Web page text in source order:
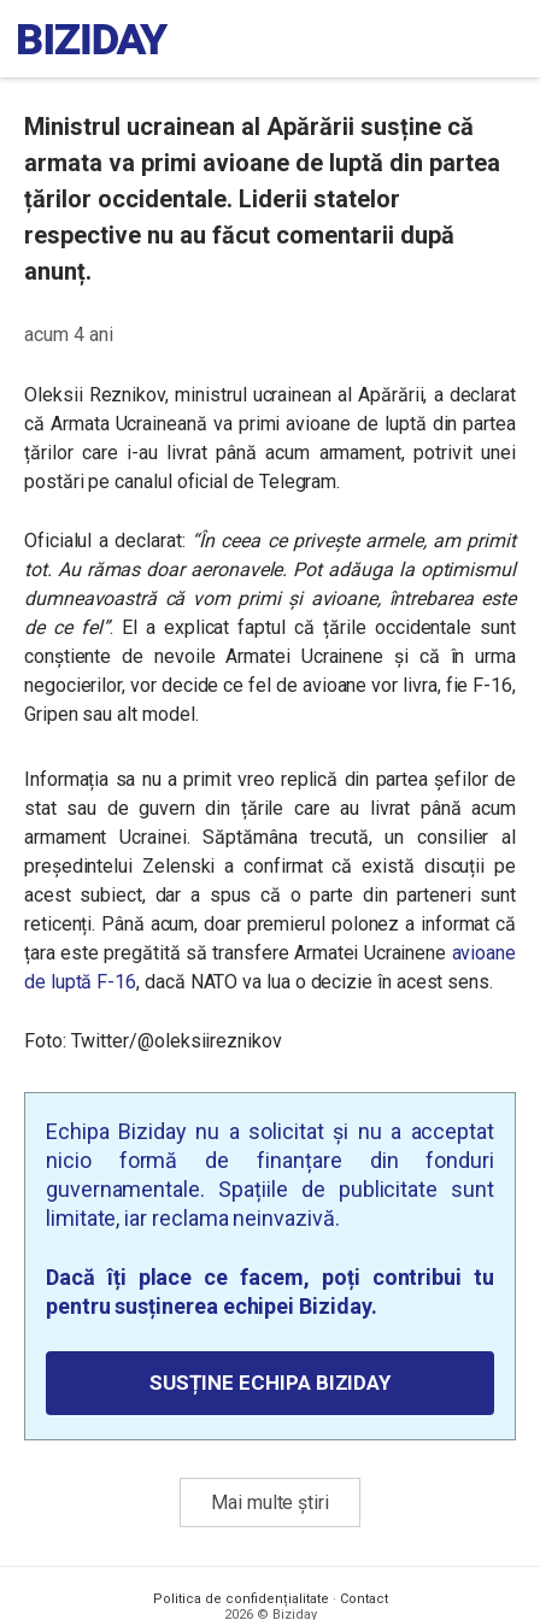
Ministrul ucrainean al Apărării susține că
armata va primi avioane de luptă din partea
țărilor occidentale. Liderii statelor
respective nu au făcut comentarii după
anunț.
acum 4 ani
Oleksii Reznikov, ministrul ucrainean al Apărării, a declarat
că Armata Ucraineană va primi avioane de luptă din partea
țărilor care i-au livrat până acum armament, potrivit unei
postări pe canalul oficial de Telegram.
Oficialul a declarat: “În ceea ce privește armele, am primit
tot. Au rămas doar aeronavele. Pot adăuga la optimismul
dumneavoastră că vom primi și avioane, întrebarea este
de ce fel”. El a explicat faptul că țările occidentale sunt
conștiente de nevoile Armatei Ucrainene și că în urma
negocierilor, vor decide ce fel de avioane vor livra, fie F-16,
Gripen sau alt model.
Informația sa nu a primit vreo replică din partea șefilor de
stat sau de guvern din țările care au livrat până acum
armament Ucrainei. Săptămâna trecută, un consilier al
președintelui Zelenski a confirmat că există discuții pe
acest subiect, dar a spus că o parte din parteneri sunt
reticenți. Până acum, doar premierul polonez a informat că
țara este pregătită să transfere Armatei Ucrainene avioane
de luptă F-16, dacă NATO va lua o decizie în acest sens.
Foto: Twitter/@oleksiireznikov
Echipa Biziday nu a solicitat și nu a acceptat
nicio formă de finanțare din fonduri
guvernamentale. Spațiile de publicitate sunt
limitate, iar reclama neinvazivă.
Dacă îți place ce facem, poți contribui tu
pentru susținerea echipei Biziday.
SUSȚINE ECHIPA BIZIDAY
Mai multe știri
Politica de confidențialitate · Contact
2026 © Biziday